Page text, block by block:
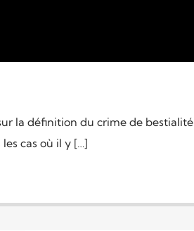
la définition du crime de bestialité
cas où il y […]